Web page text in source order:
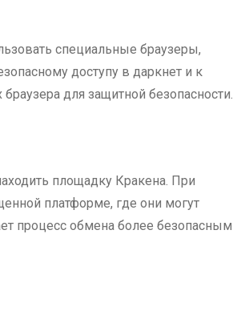
специальные браузеры,
доступу в даркнет и к
для защитной безопасности.
площадку Кракена. При
платформе, где они могут
процесс обмена более безопасным